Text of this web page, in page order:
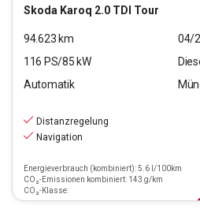
Skoda Karoq 2.0 TDI Tour
94.623 km
04/
116 PS/85 kW
Automatik
Distanzregelung
Navigation
Energieverbrauch (kombiniert): 5.6 l/100km
CO₂-Emissionen kombiniert: 143 g/km
CO₂-Klasse: